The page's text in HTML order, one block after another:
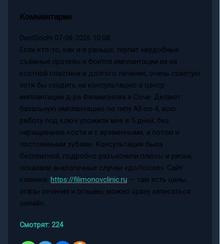
Комментарии
DentSochi 07-08-2026 10:08
Если кто-то, как и я раньше, терпит неудобные
съёмные протезы и боится имплантации из‑за
костной пластики и долгого лечения, очень советую
хотя бы сходить на консультацию в центр
имплантации д‑ра Филимонова в Сочи. Делают
базальную имплантацию по типу All‑on‑4, всю
работу под ключ уложили мне в 5 дней, без
наращивания кости и с временными, а потом и
постоянными зубами. Консультация была
бесплатной, подробно разъяснили плюсы и риски,
показали аналогичные случаи «до/после». Сайт
клиники: https://filimonovclinic.ru — там есть цены,
этапы лечения и отзывы, можно сразу записаться
онлайн.
Смотрят: 224